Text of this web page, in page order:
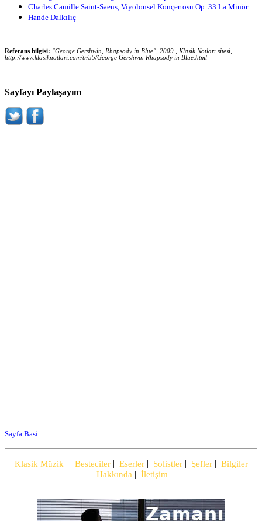
Charles Camille Saint-Saens, Viyolonsel Konçertosu Op. 33 La Minör
Hande Dalkılıç
Referans bilgisi: "George Gershwin, Rhapsody in Blue", 2009 , Klasik Notları sitesi,
http://www.klasiknotlari.com/tr/55/George Gershwin Rhapsody in Blue.html
Sayfayı Paylaşayım
Sayfa Basi
Klasik Müzik | Besteciler | Eserler | Solistler | Şefler | Bilgiler |
Hakkında | İletişim